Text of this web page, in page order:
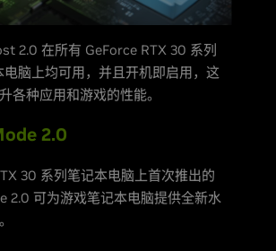
2.0 在所有 GeForce RTX 30 系列
脑上均可用，并且开机即启用，这
各种应用和游戏的性能。
2.0
30 系列笔记本电脑上首次推出的
2.0 可为游戏笔记本电脑提供全新水